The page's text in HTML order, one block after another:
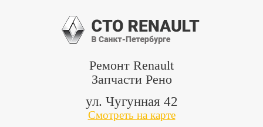
Ремонт Renault
Запчасти Рено
ул. Чугунная 42
Смотреть на карте